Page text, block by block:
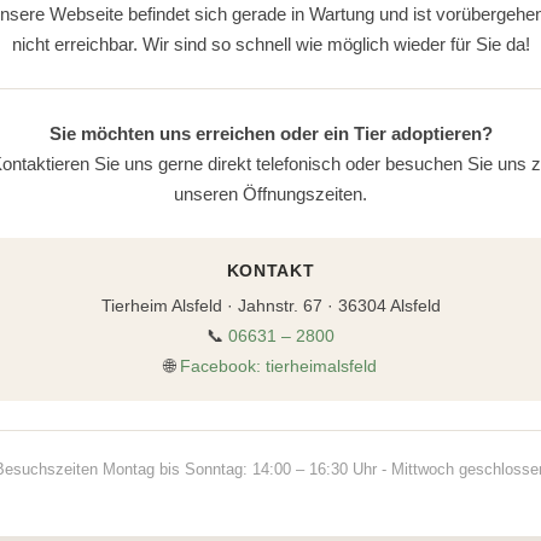
Webseite befindet sich gerade in Wartung und ist
nicht erreichbar. Wir sind so schnell wie möglich wieder für Sie da!
Sie möchten uns erreichen oder ein Tier adoptieren?
Sie uns gerne direkt telefonisch oder besuchen Sie uns
unseren Öffnungszeiten.
KONTAKT
Tierheim Alsfeld · Jahnstr. 67 · 36304 Alsfeld
📞 06631 – 2800
🌐 Facebook: tierheimalsfeld
Montag bis Sonntag: 14:00 – 16:30 Uhr - Mittwoch